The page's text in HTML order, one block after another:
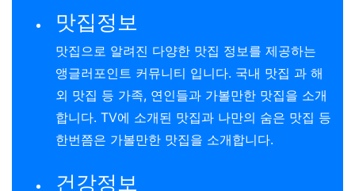
맛집정보
맛집으로 알려진 다양한 맛집 정보를 제공하는
앵글러포인트 커뮤니티 입니다. 국내 맛집 과 해
외 맛집 등 가족, 연인들과 가볼만한 맛집을 소개
합니다. TV에 소개된 맛집과 나만의 숨은 맛집 등
한번쯤은 가볼만한 맛집을 소개합니다.
건강정보